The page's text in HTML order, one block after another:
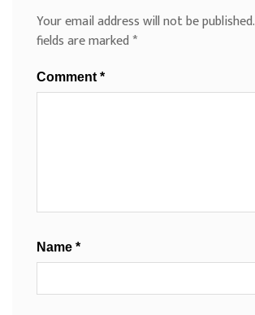
Your email address will not be published.
fields are marked*
Comment *
Name *